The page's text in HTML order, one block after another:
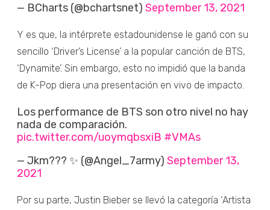
— BCharts (@bchartsnet) September 13, 2021
Y es que, la intérprete estadounidense le ganó con su
sencillo ‘Driver’s License’ a la popular canción de BTS,
‘Dynamite’. Sin embargo, esto no impidió que la banda
de K-Pop diera una presentación en vivo de impacto.
Los performance de BTS son otro nivel no hay
nada de comparación.
pic.twitter.com/uoymqbsxiB #VMAs
— Jkm??? ✨ (@Angel_7army) September 13,
2021
Por su parte, Justin Bieber se llevó la categoría ‘Artista